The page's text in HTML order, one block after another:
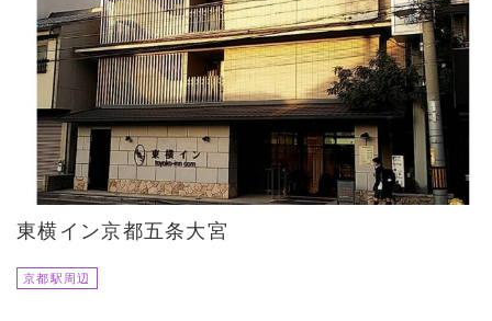
東横イン京都五条大宮
京都駅周辺